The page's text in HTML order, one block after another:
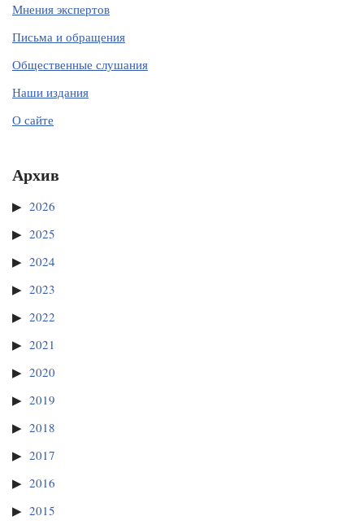
Мнения экспертов
Письма и обращения
Общественные слушания
Наши издания
О сайте
Архив
2026
2025
2024
2023
2022
2021
2020
2019
2018
2017
2016
2015